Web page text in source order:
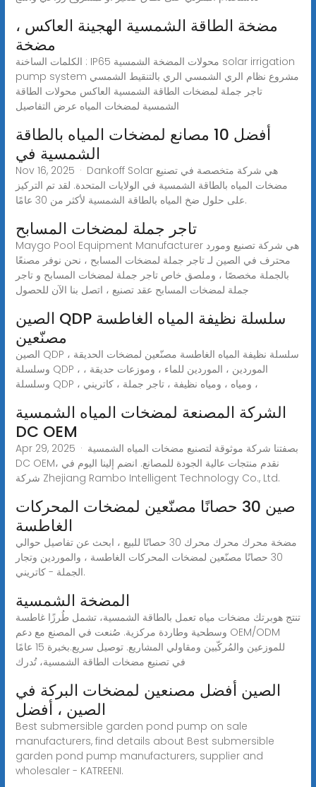
مضخة الطاقة الشمسية الهجينة العاكس ،
مضخة
الكلمات الساخنة : IP65 محولات المضخة الشمسية solar irrigation
pump system مشروع نظام الري الشمسي الري بالتنقيط الشمسي
تاجر جملة لمضخات الطاقة الشمسية العاكس محولات الطاقة
الشمسية لمضخات المياه عرض التفاصيل
أفضل 10 مصانع لمضخات المياه بالطاقة
الشمسية في
Nov 16, 2025 · Dankoff Solar هي شركة متخصصة في تصنيع
مضخات المياه بالطاقة الشمسية في الولايات المتحدة. لقد تم التركيز
على حلول ضخ المياه بالطاقة الشمسية لأكثر من 30 عامًا.
تاجر جملة لمضخات المسابح
Maygo Pool Equipment Manufacturer هي شركة تصنيع ومورد
محترف في الصين لـ تاجر جملة لمضخات المسابح ، نحن نوفر مصنعًا
بالجملة مخصصًا ، وملصق خاص تاجر جملة لمضخات المسابح و تاجر
جملة لمضخات المسابح عقد تصنيع ، اتصل بنا الآن للحصول
الصين QDP سلسلة نظيفة المياه الغاطسة
مصنّعين
الصين QDP سلسلة نظيفة المياه الغاطسة مصنّعين لمضخات الحديقة ،
وسلسلة QDP ، الموردين ، الموردين للماء ، وموزعات حديقة ،
وسلسلة QDP ، ومياه ، ومياه نظيفة ، تاجر جملة ، كاتريني ،
الشركة المصنعة لمضخات المياه الشمسية
DC OEM
Apr 29, 2025 · بصفتنا شركة موثوقة لتصنيع مضخات المياه الشمسية
DC OEM، نقدم منتجات عالية الجودة للمصانع. انضم إلينا اليوم في
شركة Zhejiang Rambo Intelligent Technology Co., Ltd.
صين 30 حصانًا مصنّعين لمضخات المحركات
الغاطسة
مضخة محرك محرك محرك 30 حصانًا للبيع ، ابحث عن تفاصيل حوالي
30 حصانًا مصنّعين لمضخات المحركات الغاطسة ، والموردين وتجار
الجملة - كاتريني.
المضخة الشمسية
تنتج هوبرتك مضخات مياه تعمل بالطاقة الشمسية، تشمل طُرزًا غاطسة
وسطحية وطاردة مركزية. صُنعت في المصنع مع دعم OEM/ODM
للموزعين والمُركّبين ومقاولي المشاريع. توصيل سريع.بخبرة 15 عامًا
في تصنيع مضخات الطاقة الشمسية، تُدرك
الصين أفضل مصنعين لمضخات البركة في
الصين ، أفضل
Best submersible garden pond pump on sale
manufacturers, find details about Best submersible
garden pond pump manufacturers, supplier and
wholesaler - KATREENI.